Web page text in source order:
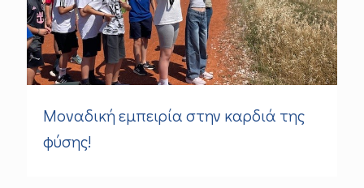
Μοναδική εμπειρία στην καρδιά της
φύσης!